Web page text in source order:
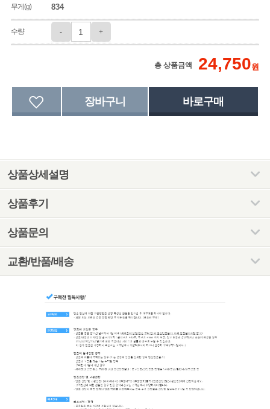
무게(g) 834
수량 - +
총 상품금액 24,750원
상품상세설명
상품후기
상품문의
교환/반품/배송